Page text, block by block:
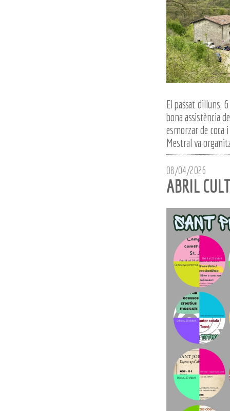
El passat dilluns,
bona assistència
esmorzar de coca
Mestral va
08/04/2026
ABRIL